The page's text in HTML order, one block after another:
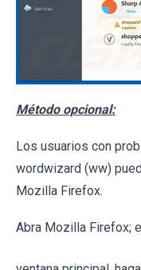
Método opcional:
Los usuarios con
wordwizard (ww)
Mozilla Firefox.
Abra Mozilla Firefox;